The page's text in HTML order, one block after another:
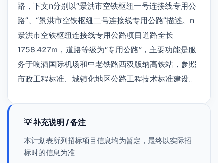
路，下文n分别以“景洪市空铁枢纽一号连接线专用公
路”、“景洪市空铁枢纽二号连接线专用公路”描述。n
景洪市空铁枢纽连接线专用公路项目道路全长
1758.427m，道路等级为“专用公路”，主要功能是服
务于嘎洒国际机场和中老铁路西双版纳高铁站，参照
市政工程标准、城镇化地区公路工程技术标准建设。
💡 补充说明 / 备注
本计划表所列招标项目信息均为暂定，最终以实际招
标时的信息为准